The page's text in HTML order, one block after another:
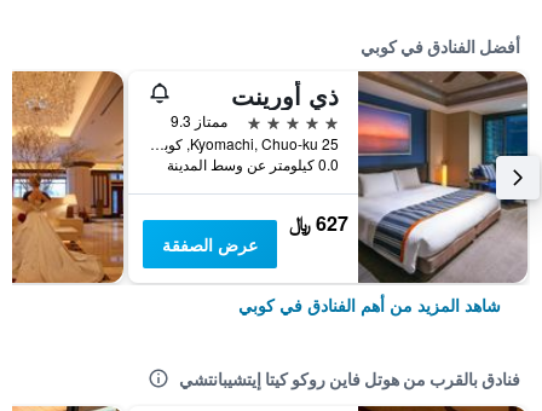
أفضل الفنادق في كوبي
ذي أورينت
5 نجوم
ممتاز 9.3
25 Kyomachi, Chuo-ku, كوبي, اليابان
0.0 كيلومتر عن وسط المدينة
627 ﷼
عرض الصفقة
شاهد المزيد من أهم الفنادق في كوبي
فنادق بالقرب من هوتل فاين روكو كيتا إيتشيبانتشي